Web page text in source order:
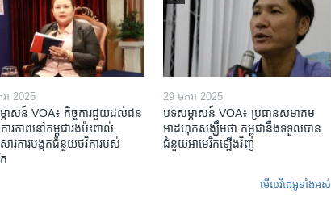
ា 2025
ាសន៍ VOA៖ កិច្ចការ​ជួយ​ដល់​ជន​
ារភាព​នៅកម្ពុជា​រង​ប៉ះពាល់​
រ​ការ​បង្កក​ជំនួយ​ថវិកា​របស់​
29 មករា 2025
បទសម្ភាសន៍ VOA៖ ប្រធាន​សមាគម​
អាដហុក​សង្ឃឹម​ថា កម្ពុជា​នឹង​ទទួល​បាន​
ជំនួយ​អាមេរិក​ឡើងវិញ
មើល​វីដេអូ​ទាំង​អស់